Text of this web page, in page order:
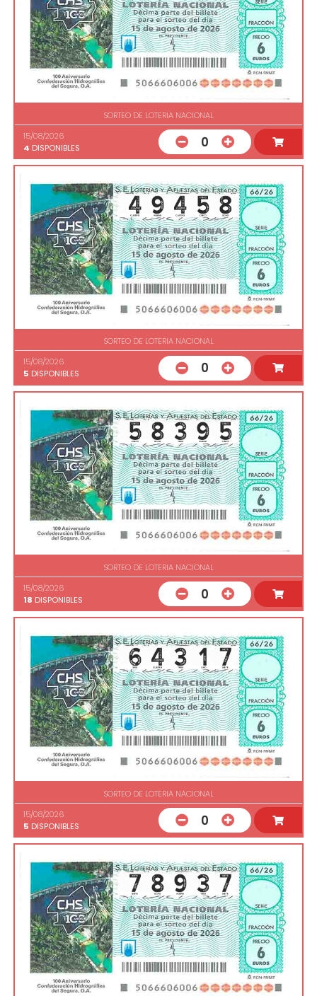
SORTEO DE LOTERIA NACIONAL
15/08/2026
4 DISPONIBLES 0
SORTEO DE LOTERIA NACIONAL
15/08/2026
5 DISPONIBLES 0
SORTEO DE LOTERIA NACIONAL
15/08/2026
18 DISPONIBLES 0
SORTEO DE LOTERIA NACIONAL
15/08/2026
5 DISPONIBLES 0